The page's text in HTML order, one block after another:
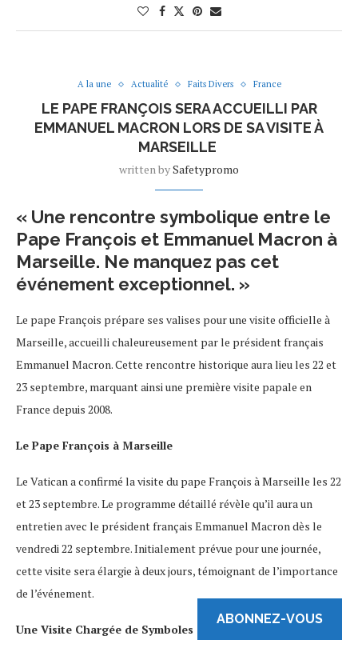
A la une Actualité Faits Divers France
LE PAPE FRANÇOIS SERA ACCUEILLI PAR
EMMANUEL MACRON LORS DE SA VISITE À
MARSEILLE
written bySafetypromo
« Une rencontre symbolique entre le
Pape François et Emmanuel Macron à
Marseille. Ne manquez pas cet
événement exceptionnel. »
Le pape François prépare ses valises pour une visite officielle à
Marseille, accueilli chaleureusement par le président français
Emmanuel Macron. Cette rencontre historique aura lieu les 22 et
23 septembre, marquant ainsi une première visite papale en
France depuis 2008.
Le Pape François à Marseille
Le Vatican a confirmé la visite du pape François à Marseille les 22
et 23 septembre. Le programme détaillé révèle qu’il aura un
entretien avec le président français Emmanuel Macron dès le
vendredi 22 septembre. Initialement prévue pour une journée,
cette visite sera élargie à deux jours, témoignant de l’importance
de l’événement.
Une Visite Chargée de Symboles
ABONNEZ-VOUS